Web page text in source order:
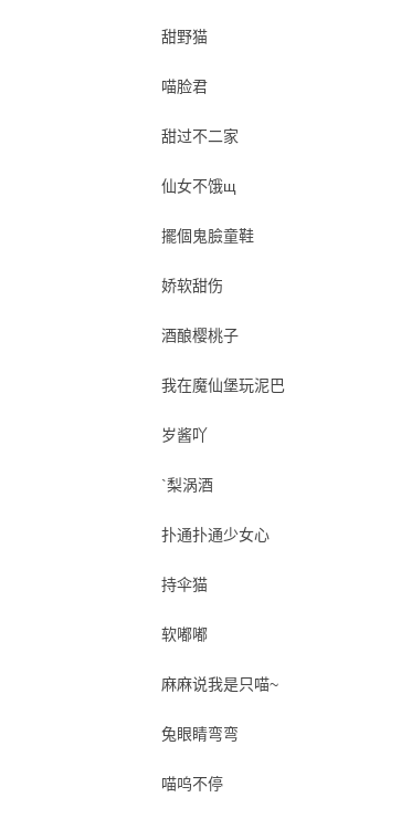
甜野猫
喵脸君
甜过不二家
仙女不饿щ
擺個鬼臉童鞋
娇软甜伤
酒酿樱桃子
我在魔仙堡玩泥巴
岁酱吖
`梨涡酒
扑通扑通少女心
持伞猫
软嘟嘟
麻麻说我是只喵~
兔眼睛弯弯
喵呜不停